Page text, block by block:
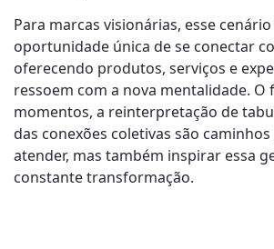
Para marcas visionárias, esse
oportunidade única de se conectar
oferecendo produtos, serviços e
ressoem com a nova mentalidade. O
momentos, a reinterpretação de
das conexões coletivas são
atender, mas também inspirar essa
constante transformação.